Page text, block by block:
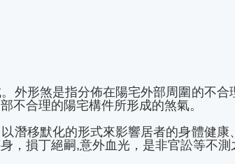
外形煞是指分佈在陽宅外部周圍的不合
不合理的陽宅構件所形成的煞氣。
潛移默化的形式來影響居者的身體健康
，損丁絕嗣,意外血光，是非官訟等不測